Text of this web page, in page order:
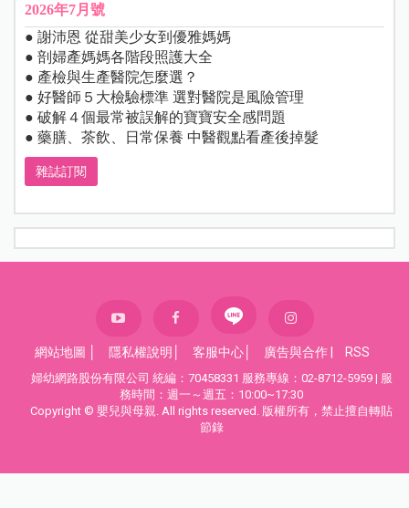
2026年7月號
● 謝沛恩 從甜美少女到優雅媽媽
● 剖婦產媽媽各階段照護大全
● 產檢與生產醫院怎麼選？
● 好醫師５大檢驗標準 選對醫院是風險管理
● 破解４個最常被誤解的寶寶安全感問題
● 藥膳、茶飲、日常保養 中醫觀點看產後掉髮
雜誌訂閱
網站地圖 隱私權說明 客服中心 廣告與合作 RSS
婦幼網路股份有限公司 統編：70458331 服務專線：02-8712-5959 | 服
務時間：週一～週五：10:00~17:30
Copyright © 嬰兒與母親. All rights reserved. 版權所有，禁止擅自轉貼
節錄